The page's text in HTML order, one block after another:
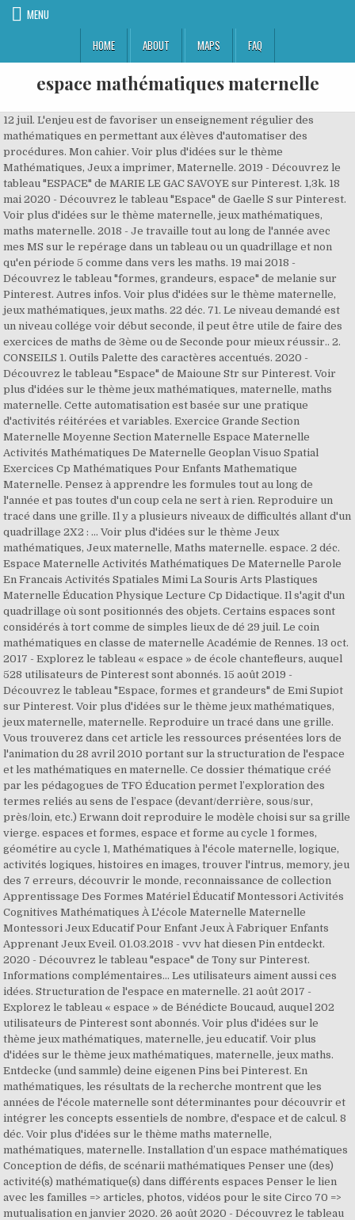
MENU
HOME
ABOUT MAPS FAQ
espace mathématiques maternelle
12 juil. L'enjeu est de favoriser un enseignement régulier des
mathématiques en permettant aux élèves d'automatiser des
procédures. Mon cahier. Voir plus d'idées sur le thème
Mathématiques, Jeux a imprimer, Maternelle. 2019 - Découvrez le
tableau "ESPACE" de MARIE LE GAC SAVOYE sur Pinterest. 1,3k. 18
mai 2020 - Découvrez le tableau "Espace" de Gaelle S sur Pinterest.
Voir plus d'idées sur le thème maternelle, jeux mathématiques,
maths maternelle. 2018 - Je travaille tout au long de l'année avec
mes MS sur le repérage dans un tableau ou un quadrillage et non
qu'en période 5 comme dans vers les maths. 19 mai 2018 -
Découvrez le tableau "formes, grandeurs, espace" de melanie sur
Pinterest. Autres infos. Voir plus d'idées sur le thème maternelle,
jeux mathématiques, jeux maths. 22 déc. 71. Le niveau demandé est
un niveau collége voir début seconde, il peut être utile de faire des
exercices de maths de 3ème ou de Seconde pour mieux réussir.. 2.
CONSEILS 1. Outils Palette des caractères accentués. 2020 -
Découvrez le tableau "Espace" de Maioune Str sur Pinterest. Voir
plus d'idées sur le thème jeux mathématiques, maternelle, maths
maternelle. Cette automatisation est basée sur une pratique
d'activités réitérées et variables. Exercice Grande Section
Maternelle Moyenne Section Maternelle Espace Maternelle
Activités Mathématiques De Maternelle Geoplan Visuo Spatial
Exercices Cp Mathématiques Pour Enfants Mathematique
Maternelle. Pensez à apprendre les formules tout au long de
l'année et pas toutes d'un coup cela ne sert à rien. Reproduire un
tracé dans une grille. Il y a plusieurs niveaux de difficultés allant d'un
quadrillage 2X2 : … Voir plus d'idées sur le thème Jeux
mathématiques, Jeux maternelle, Maths maternelle. espace. 2 déc.
Espace Maternelle Activités Mathématiques De Maternelle Parole
En Francais Activités Spatiales Mimi La Souris Arts Plastiques
Maternelle Éducation Physique Lecture Cp Didactique. Il s'agit d'un
quadrillage où sont positionnés des objets. Certains espaces sont
considérés à tort comme de simples lieux de dé 29 juil. Le coin
mathématiques en classe de maternelle Académie de Rennes. 13 oct.
2017 - Explorez le tableau « espace » de école chantefleurs, auquel
528 utilisateurs de Pinterest sont abonnés. 15 août 2019 -
Découvrez le tableau "Espace, formes et grandeurs" de Emi Supiot
sur Pinterest. Voir plus d'idées sur le thème jeux mathématiques,
jeux maternelle, maternelle. Reproduire un tracé dans une grille.
Vous trouverez dans cet article les ressources présentées lors de
l'animation du 28 avril 2010 portant sur la structuration de l'espace
et les mathématiques en maternelle. Ce dossier thématique créé
par les pédagogues de TFO Éducation permet l’exploration des
termes reliés au sens de l’espace (devant/derrière, sous/sur,
près/loin, etc.) Erwann doit reproduire le modèle choisi sur sa grille
vierge. espaces et formes, espace et forme au cycle 1 formes,
géométire au cycle 1, Mathématiques à l'école maternelle, logique,
activités logiques, histoires en images, trouver l'intrus, memory, jeu
des 7 erreurs, découvrir le monde, reconnaissance de collection
Apprentissage Des Formes Matériel Éducatif Montessori Activités
Cognitives Mathématiques À L'école Maternelle Maternelle
Montessori Jeux Educatif Pour Enfant Jeux À Fabriquer Enfants
Apprenant Jeux Eveil. 01.03.2018 - vvv hat diesen Pin entdeckt.
2020 - Découvrez le tableau "espace" de Tony sur Pinterest.
Informations complémentaires... Les utilisateurs aiment aussi ces
idées. Structuration de l'espace en maternelle. 21 août 2017 -
Explorez le tableau « espace » de Bénédicte Boucaud, auquel 202
utilisateurs de Pinterest sont abonnés. Voir plus d'idées sur le
thème jeux mathématiques, maternelle, jeu educatif. Voir plus
d'idées sur le thème jeux mathématiques, maternelle, jeux maths.
Entdecke (und sammle) deine eigenen Pins bei Pinterest. En
mathématiques, les résultats de la recherche montrent que les
années de l'école maternelle sont déterminantes pour découvrir et
intégrer les concepts essentiels de nombre, d'espace et de calcul. 8
déc. Voir plus d'idées sur le thème maths maternelle,
mathématiques, maternelle. Installation d’un espace mathématiques
Conception de défis, de scénarii mathématiques Penser une (des)
activité(s) mathématique(s) dans différents espaces Penser le lien
avec les familles => articles, photos, vidéos pour le site Circo 70 =>
mutualisation en janvier 2020. 26 août 2020 - Découvrez le tableau